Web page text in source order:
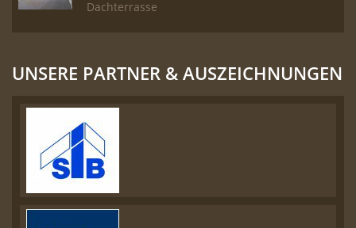
Dachterrasse
UNSERE PARTNER & AUSZEICHNUNGEN